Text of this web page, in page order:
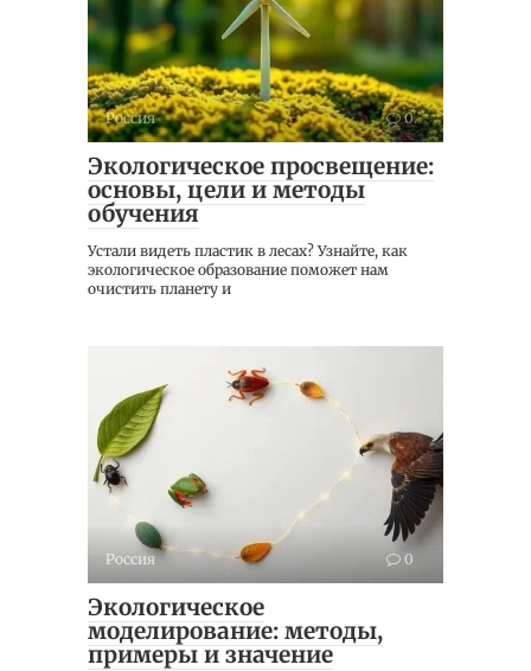
Россия 0
Экологическое просвещение:
основы, цели и методы
обучения
Устали видеть пластик в лесах? Узнайте, как
экологическое образование поможет нам
очистить планету и
Россия 0
Экологическое
моделирование: методы,
примеры и значение